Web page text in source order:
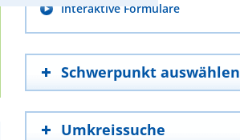
Interaktive Formulare
Schwerpunkt auswählen
Umkreissuche